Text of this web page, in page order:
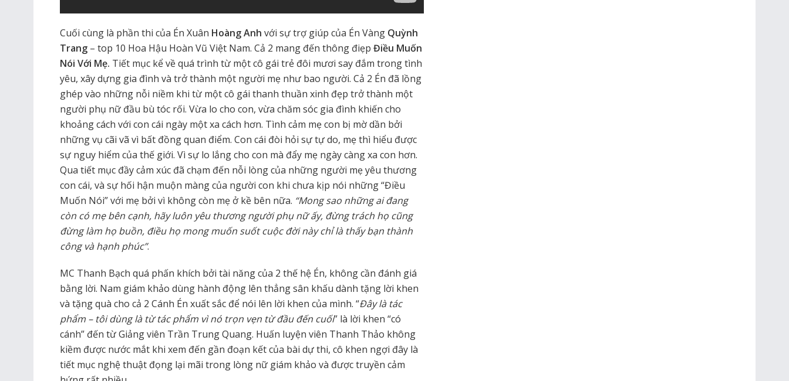
Cuối cùng là phần thi của Én Xuân Hoàng Anh với sự trợ giúp của Én Vàng Quỳnh
Trang – top 10 Hoa Hậu Hoàn Vũ Việt Nam. Cả 2 mang đến thông điẹp Điều Muốn
Nói Với Mẹ. Tiết mục kể về quá trình từ một cô gái trẻ đôi mươi say đắm trong tình
yêu, xây dựng gia đình và trở thành một người mẹ như bao người. Cả 2 Én đã lồng
ghép vào những nỗi niềm khi từ một cô gái thanh thuần xinh đẹp trở thành một
người phụ nữ đầu bù tóc rối. Vừa lo cho con, vừa chăm sóc gia đình khiến cho
khoảng cách với con cái ngày một xa cách hơn. Tình cảm mẹ con bị mờ dần bởi
những vụ cãi vã vì bất đồng quan điểm. Con cái đòi hỏi sự tự do, mẹ thì hiểu được
sự nguy hiểm của thế giới. Vì sự lo lắng cho con mà đẩy mẹ ngày càng xa con hơn.
Qua tiết mục đầy cảm xúc đã chạm đến nỗi lòng của những người mẹ yêu thương
con cái, và sự hối hận muộn màng của người con khi chưa kịp nói những “Điều
Muốn Nói” với mẹ bởi vì không còn mẹ ở kề bên nữa. “Mong sao những ai đang
còn có mẹ bên cạnh, hãy luôn yêu thương người phụ nữ ấy, đừng trách họ cũng
đừng làm họ buồn, điều họ mong muốn suốt cuộc đời này chỉ là thấy bạn thành
công và hạnh phúc”.
MC Thanh Bạch quá phấn khích bởi tài năng của 2 thế hệ Én, không cần đánh giá
bằng lời. Nam giám khảo dùng hành động lên thẳng sân khấu dành tặng lời khen
và tặng quà cho cả 2 Cánh Én xuất sắc để nói lên lời khen của mình. “Đây là tác
phẩm – tôi dùng là từ tác phẩm vì nó trọn vẹn từ đầu đến cuối” là lời khen “có
cánh” đến từ Giảng viên Trần Trung Quang. Huấn luyện viên Thanh Thảo không
kiềm được nước mắt khi xem đến gần đoạn kết của bài dự thi, cô khen ngợi đây là
tiết mục nghệ thuật đọng lại mãi trong lòng nữ giám khảo và được truyền cảm